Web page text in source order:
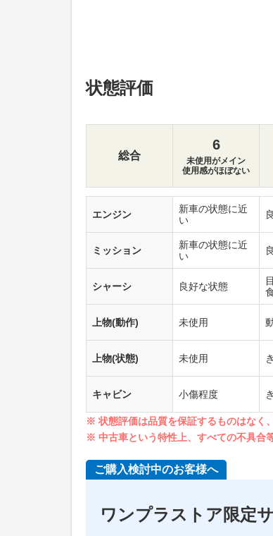
状態評価
総合
6
未使用がメイン
使用感がほぼない
エンジン
新車の状態に近
い
ミッション
新車の状態に近
い
シャーシ 良好な状態
上物(動作) 未使用
上物(状態) 未使用
キャビン 小傷程度
※ 状態評価は品質を保証するものはなく
※ 中古車という特性上、すべての不具合
ご購入検討中のお客様へ
ワンプラストア限定